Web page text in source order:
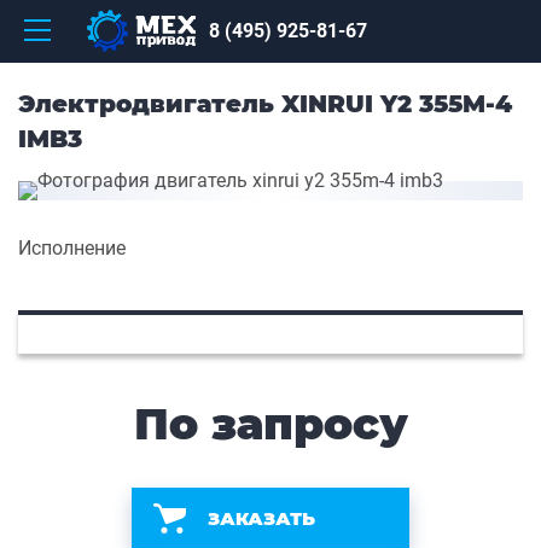
8 (495) 925-81-67
Электродвигатель XINRUI Y2 355M-4
IMB3
Исполнение
По запросу
ЗАКАЗАТЬ